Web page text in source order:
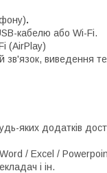
.
кабелю або Wi-Fi.
(AirPlay)
виведення
яких додатків
/ Excel /
і ін.